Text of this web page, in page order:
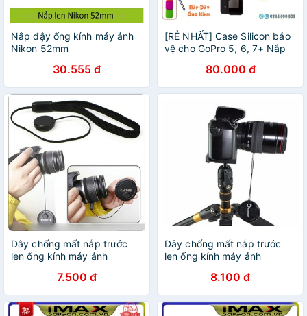
Nắp đậy ống kính máy ảnh
Nikon 52mm
30.555 đ
[RẺ NHẤT] Case Silicon bảo
vệ cho GoPro 5, 6, 7+ Nắp
80.000 đ
Dây chống mất nắp trước
len ống kính máy ảnh
7.500 đ
Dây chống mất nắp trước
len ống kính máy ảnh
8.100 đ